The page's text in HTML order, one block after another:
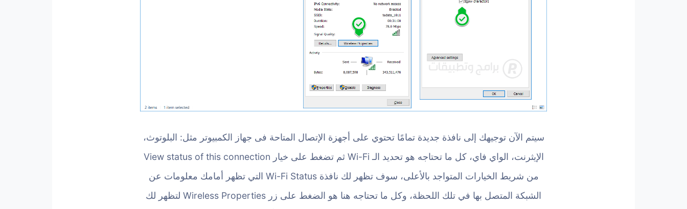
سيتم الآن توجيهك إلى نافذة جديدة تمامًا تحتوي على أجهزة الإتصال المتاحة فى جهاز الكمبيوتر مثل: البلوتوث،
الإيثرنت، الواي فاي، كل ما تحتاجه هو تحديد الـ Wi-Fi ثم تضغط على خيار View status of this connection
من شريط الخيارات المتواجد بالأعلى، سوف تظهر لك نافذة Wi-Fi Status التي تظهر أمامك معلومات عن
الشبكة المتصل بها في تلك اللحظة، وكل ما تحتاجه هنا هو الضغط على زر Wireless Properties لتظهر لك